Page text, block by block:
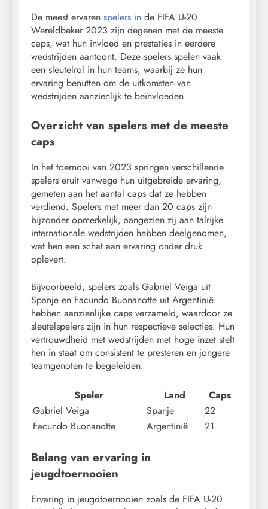
De meest ervaren spelers in de FIFA U-20
Wereldbeker 2023 zijn degenen met de meeste
caps, wat hun invloed en prestaties in eerdere
wedstrijden aantoont. Deze spelers spelen vaak
een sleutelrol in hun teams, waarbij ze hun
ervaring benutten om de uitkomsten van
wedstrijden aanzienlijk te beïnvloeden.
Overzicht van spelers met de meeste
caps
In het toernooi van 2023 springen verschillende
spelers eruit vanwege hun uitgebreide ervaring,
gemeten aan het aantal caps dat ze hebben
verdiend. Spelers met meer dan 20 caps zijn
bijzonder opmerkelijk, aangezien zij aan talrijke
internationale wedstrijden hebben deelgenomen,
wat hen een schat aan ervaring onder druk
oplevert.
Bijvoorbeeld, spelers zoals Gabriel Veiga uit
Spanje en Facundo Buonanotte uit Argentinië
hebben aanzienlijke caps verzameld, waardoor ze
sleutelspelers zijn in hun respectieve selecties. Hun
vertrouwdheid met wedstrijden met hoge inzet stelt
hen in staat om consistent te presteren en jongere
teamgenoten te begeleiden.
Speler Land
Caps
Gabriel Veiga
Spanje
22
Facundo Buonanotte
Argentinië 21
Belang van ervaring in
jeugdtoernooien
Ervaring in jeugdtoernooien zoals de FIFA U-20